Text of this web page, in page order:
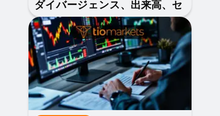
ダイバージェンス、出来高、セ
ンチメントデータの活用術